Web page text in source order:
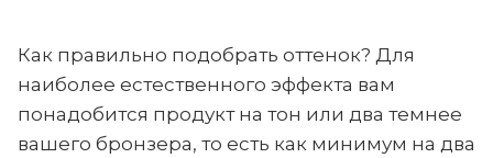
Как правильно подобрать оттенок? Для
наиболее естественного эффекта вам
понадобится продукт на тон или два темнее
вашего бронзера, то есть как минимум на два